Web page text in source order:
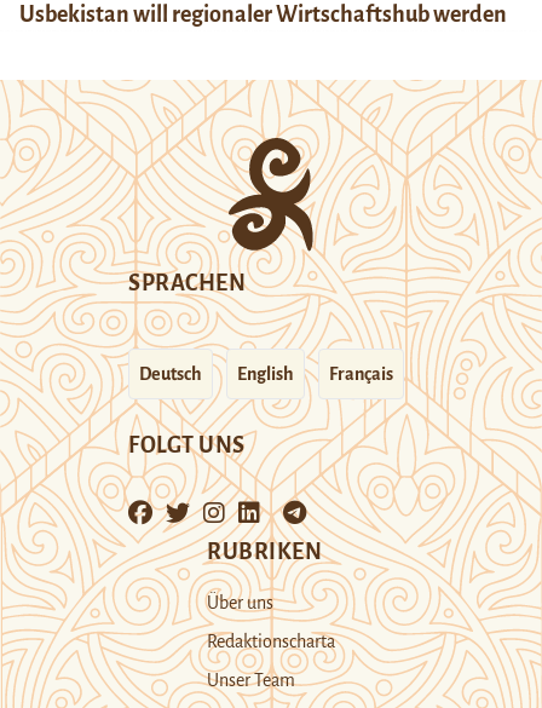
Usbekistan will regionaler Wirtschaftshub werden
SPRACHEN
Deutsch English Français
FOLGT UNS
RUBRIKEN
Über uns
Redaktionscharta
Unser Team